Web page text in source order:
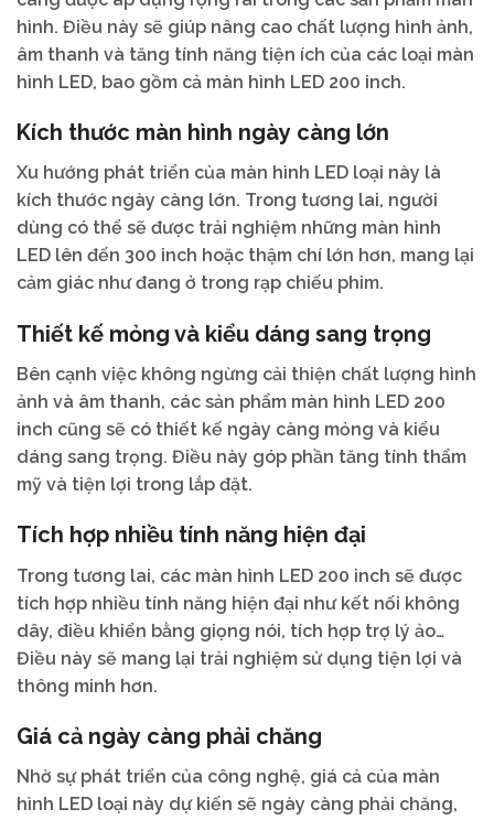
hình. Điều này sẽ giúp nâng cao chất lượng hình ảnh,
âm thanh và tăng tính năng tiện ích của các loại màn
hình LED, bao gồm cả màn hình LED 200 inch.
Kích thước màn hình ngày càng lớn
Xu hướng phát triển của màn hình LED loại này là
kích thước ngày càng lớn. Trong tương lai, người
dùng có thể sẽ được trải nghiệm những màn hình
LED lên đến 300 inch hoặc thậm chí lớn hơn, mang lại
cảm giác như đang ở trong rạp chiếu phim.
Thiết kế mỏng và kiểu dáng sang trọng
Bên cạnh việc không ngừng cải thiện chất lượng hình
ảnh và âm thanh, các sản phẩm màn hình LED 200
inch cũng sẽ có thiết kế ngày càng mỏng và kiểu
dáng sang trọng. Điều này góp phần tăng tính thẩm
mỹ và tiện lợi trong lắp đặt.
Tích hợp nhiều tính năng hiện đại
Trong tương lai, các màn hình LED 200 inch sẽ được
tích hợp nhiều tính năng hiện đại như kết nối không
dây, điều khiển bằng giọng nói, tích hợp trợ lý ảo…
Điều này sẽ mang lại trải nghiệm sử dụng tiện lợi và
thông minh hơn.
Giá cả ngày càng phải chăng
Nhờ sự phát triển của công nghệ, giá cả của màn
hình LED loại này dự kiến sẽ ngày càng phải chăng,